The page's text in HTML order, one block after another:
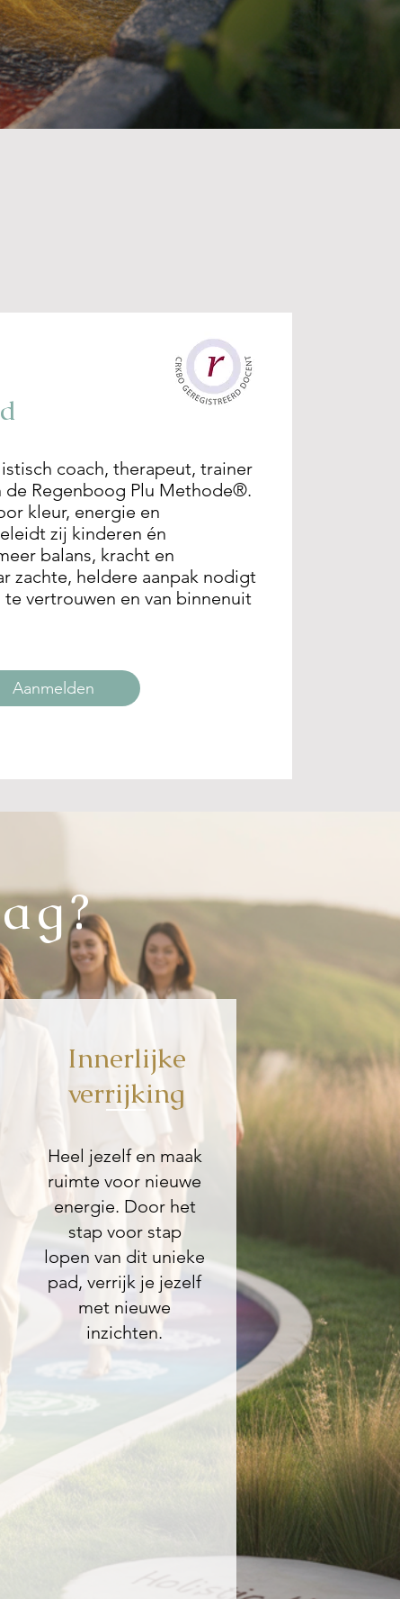
coach, therapeut, trainer
de Regenboog Plu Methode®.
kleur, energie en
zij kinderen én
balans, kracht en
zachte, heldere aanpak nodigt
vertrouwen en van binnenuit
Aanmelden
Innerlijke
verrijking
​Heel jezelf en maak
ruimte voor nieuwe
energie. Door het
stap voor stap
lopen van dit unieke
pad, verrijk je jezelf
met nieuwe
inzichten.